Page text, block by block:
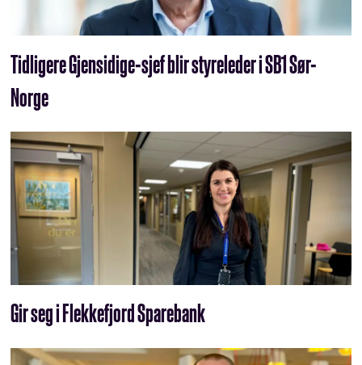
Tidligere Gjensidige-sjef blir styreleder i SB1 Sør-
Norge
Gir seg i Flekkefjord Sparebank